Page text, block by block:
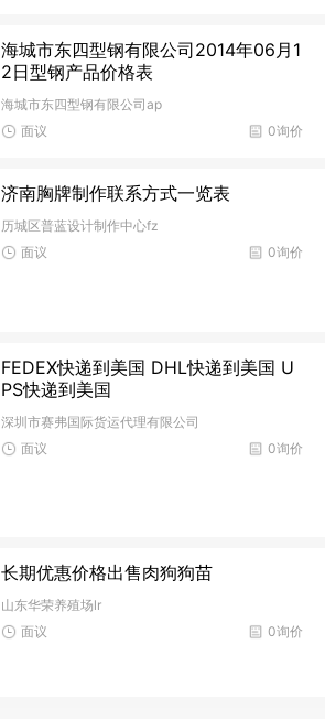
海城市东四型钢有限公司2014年06月1
2日型钢产品价格表
海城市东四型钢有限公司ap
0询价
面议
济南胸牌制作联系方式一览表
历城区普蓝设计制作中心fz
0询价
面议
FEDEX快递到美国 DHL快递到美国 U
PS快递到美国
深圳市赛弗国际货运代理有限公司
0询价
面议
长期优惠价格出售肉狗狗苗
山东华荣养殖场lr
0询价
面议